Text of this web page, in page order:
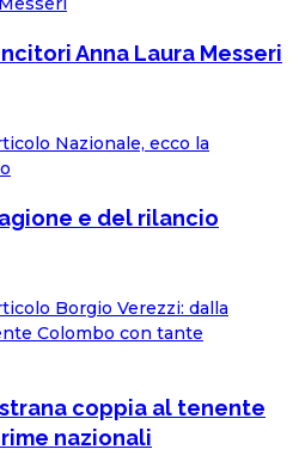
Anna Laura Messeri
e del rilancio
coppia al tenente
nazionali